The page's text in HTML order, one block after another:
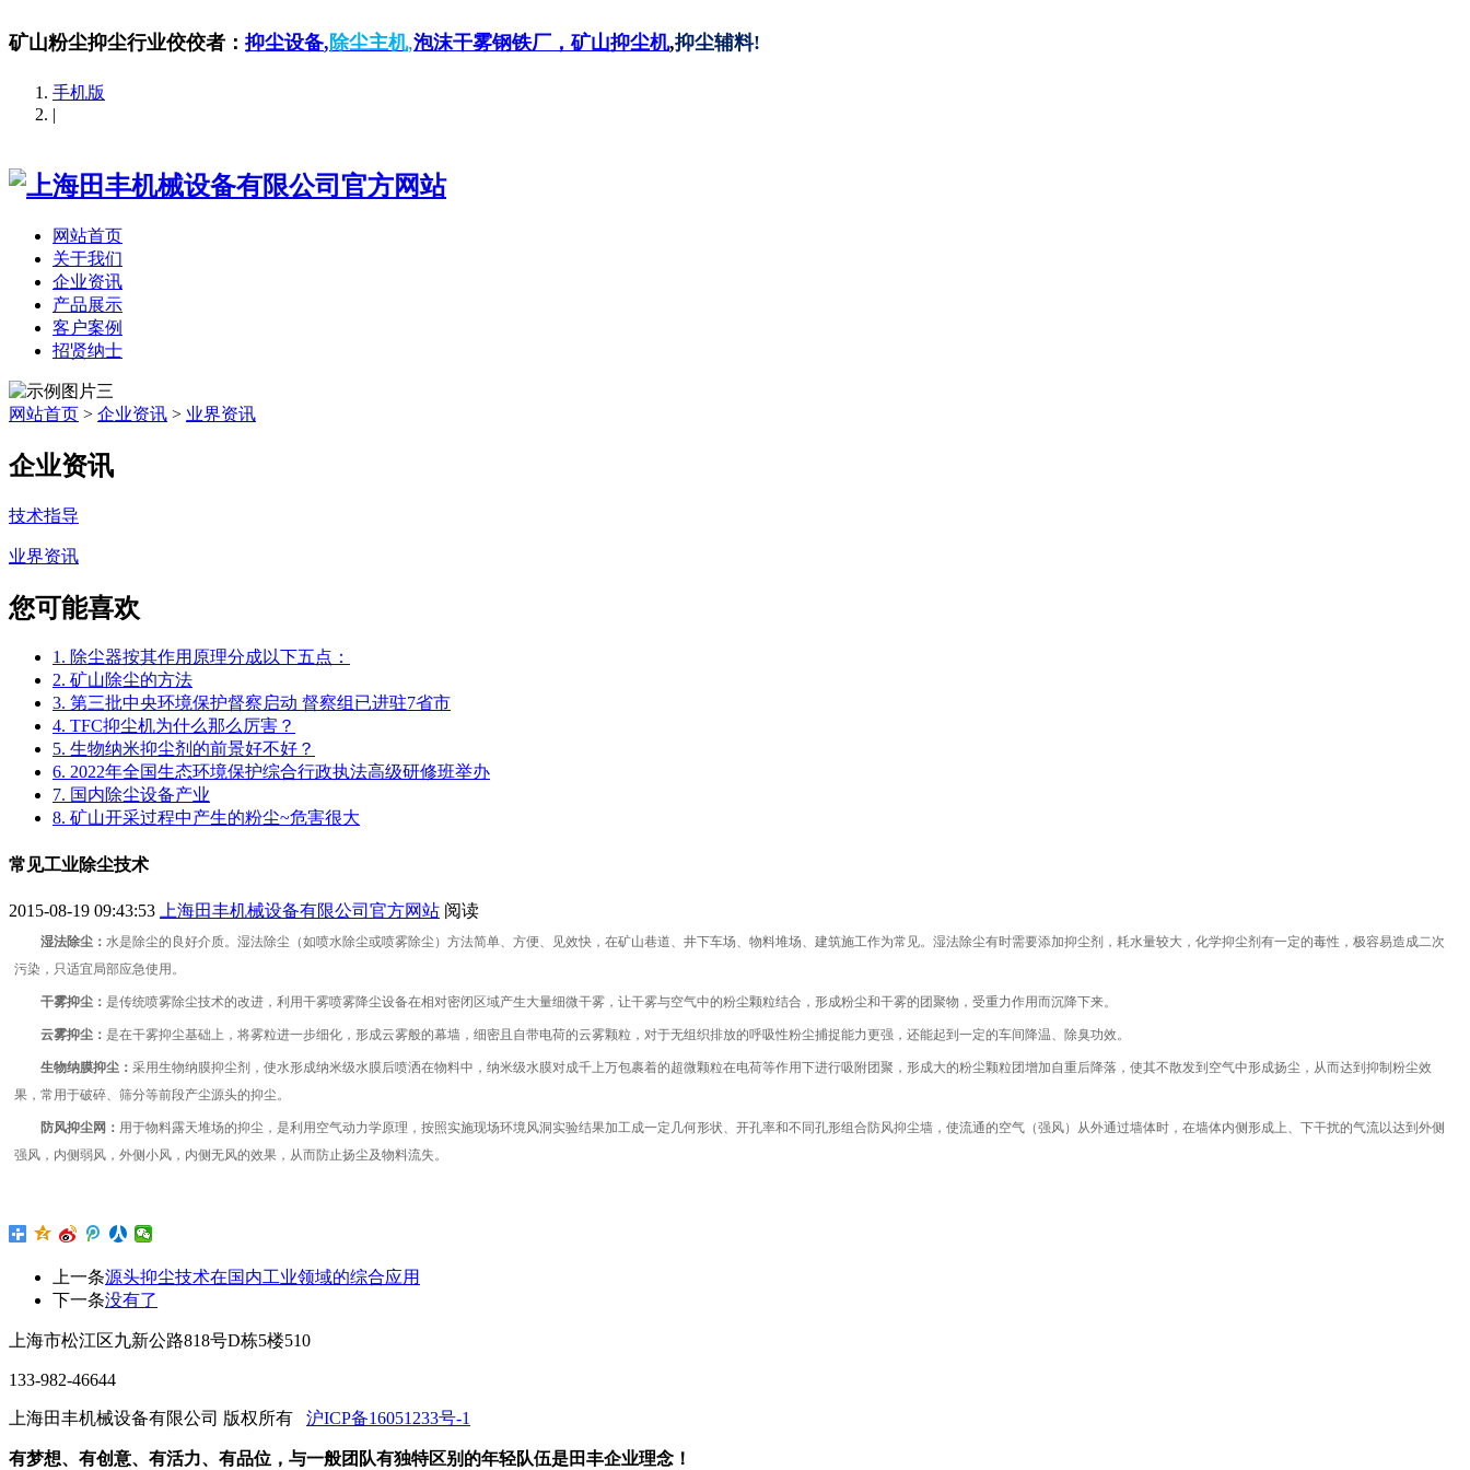
矿山粉尘抑尘行业佼佼者： 抑尘设备,除尘主机,泡沫干雾钢铁厂，矿山抑尘机,抑尘辅料!
手机版
|
网站首页
关于我们
企业资讯
产品展示
客户案例
招贤纳士
网站首页 > 企业资讯 > 业界资讯
企业资讯
技术指导
业界资讯
您可能喜欢
1. 除尘器按其作用原理分成以下五点：
2. 矿山除尘的方法
3. 第三批中央环境保护督察启动 督察组已进驻7省市
4. TFC抑尘机为什么那么厉害？
5. 生物纳米抑尘剂的前景好不好？
6. 2022年全国生态环境保护综合行政执法高级研修班举办
7. 国内除尘设备产业
8. 矿山开采过程中产生的粉尘~危害很大
常见工业除尘技术
2015-08-19 09:43:53 上海田丰机械设备有限公司官方网站 阅读
湿法除尘： 水是除尘的良好介质。湿法除尘（如喷水除尘或喷雾除尘）方法简单、方便、见效快，在矿山巷道、井下车场、物料堆场、建筑施工作为常见。湿法除尘有时需要添加抑尘剂，耗水量较大，化学抑尘剂有一定的毒性，极容易造成二次
污染，只适宜局部应急使用。
干雾抑尘： 是传统喷雾除尘技术的改进，利用干雾喷雾降尘设备在相对密闭区域产生大量细微干雾，让干雾与空气中的粉尘颗粒结合，形成粉尘和干雾的团聚物，受重力作用而沉降下来。
云雾抑尘： 是在干雾抑尘基础上，将雾粒进一步细化，形成云雾般的幕墙，细密且自带电荷的云雾颗粒，对于无组织排放的呼吸性粉尘捕捉能力更强，还能起到一定的车间降温、除臭功效。
生物纳膜抑尘： 采用生物纳膜抑尘剂，使水形成纳米级水膜后喷洒在物料中，纳米级水膜对成千上万包裹着的超微颗粒在电荷等作用下进行吸附团聚，形成大的粉尘颗粒团增加自重后降落，使其不散发到空气中形成扬尘，从而达到抑制粉尘效
果，常用于破碎、筛分等前段产尘源头的抑尘。
防风抑尘网： 用于物料露天堆场的抑尘，是利用空气动力学原理，按照实施现场环境风洞实验结果加工成一定几何形状、开孔率和不同孔形组合防风抑尘墙，使流通的空气（强风）从外通过墙体时，在墙体内侧形成上、下干扰的气流以达到外侧
强风，内侧弱风，外侧小风，内侧无风的效果，从而防止扬尘及物料流失。
上一条源头抑尘技术在国内工业领域的综合应用
下一条没有了
上海市松江区九新公路818号D栋5楼510
133-982-46644
上海田丰机械设备有限公司 版权所有 沪ICP备16051233号-1
有梦想、有创意、有活力、有品位，与一般团队有独特区别的年轻队伍是田丰企业理念！